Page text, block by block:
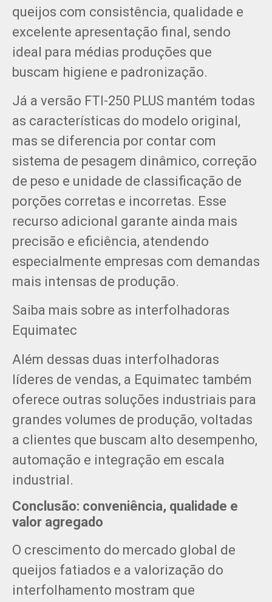
queijos com consistência, qualidade e
excelente apresentação final, sendo
ideal para médias produções que
buscam higiene e padronização.
Já a versão FTI-250 PLUS mantém todas
as características do modelo original,
mas se diferencia por contar com
sistema de pesagem dinâmico, correção
de peso e unidade de classificação de
porções corretas e incorretas. Esse
recurso adicional garante ainda mais
precisão e eficiência, atendendo
especialmente empresas com demandas
mais intensas de produção.
Saiba mais sobre as interfolhadoras
Equimatec
Além dessas duas interfolhadoras
líderes de vendas, a Equimatec também
oferece outras soluções industriais para
grandes volumes de produção, voltadas
a clientes que buscam alto desempenho,
automação e integração em escala
industrial.
Conclusão: conveniência, qualidade e
valor agregado
O crescimento do mercado global de
queijos fatiados e a valorização do
interfolhamento mostram que